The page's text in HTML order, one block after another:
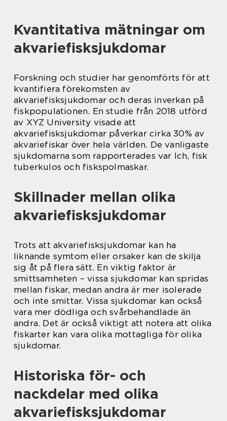
Kvantitativa mätningar om
akvariefisksjukdomar
Forskning och studier har genomförts för att
kvantifiera förekomsten av
akvariefisksjukdomar och deras inverkan på
fiskpopulationen. En studie från 2018 utförd
av XYZ University visade att
akvariefisksjukdomar påverkar cirka 30% av
akvariefiskar över hela världen. De vanligaste
sjukdomarna som rapporterades var Ich, fisk
tuberkulos och fiskspolmaskar.
Skillnader mellan olika
akvariefisksjukdomar
Trots att akvariefisksjukdomar kan ha
liknande symtom eller orsaker kan de skilja
sig åt på flera sätt. En viktig faktor är
smittsamheten – vissa sjukdomar kan spridas
mellan fiskar, medan andra är mer isolerade
och inte smittar. Vissa sjukdomar kan också
vara mer dödliga och svårbehandlade än
andra. Det är också viktigt att notera att olika
fiskarter kan vara olika mottagliga för olika
sjukdomar.
Historiska för- och
nackdelar med olika
akvariefisksjukdomar